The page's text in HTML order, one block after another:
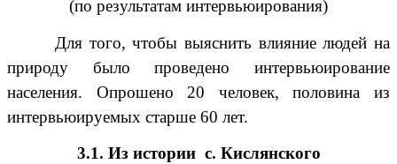
(по результатам интервьюирования)
Для того, чтобы выяснить влияние людей на
природу было проведено интервьюирование
населения. Опрошено 20 человек, половина из
интервьюируемых старше 60 лет.
3.1. Из истории с. Кислянского